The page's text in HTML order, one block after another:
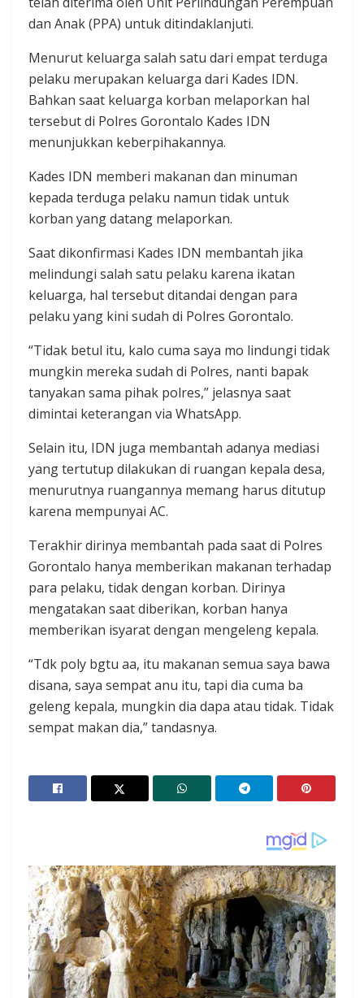
dan Anak (PPA) untuk ditindaklanjuti.
Menurut keluarga salah satu dari empat terduga
pelaku merupakan keluarga dari Kades IDN.
Bahkan saat keluarga korban melaporkan hal
tersebut di Polres Gorontalo Kades IDN
menunjukkan keberpihakannya.‎
Kades IDN memberi makanan dan minuman
kepada terduga pelaku namun tidak untuk
korban yang datang melaporkan.
Saat dikonfirmasi Kades IDN membantah jika
melindungi salah satu pelaku karena ikatan
keluarga, hal tersebut ditandai dengan para
pelaku yang kini sudah di Polres Gorontalo.
“Tidak betul itu, kalo cuma saya mo lindungi tidak
mungkin mereka sudah di Polres, nanti bapak
tanyakan sama pihak polres,” jelasnya saat
dimintai keterangan via WhatsApp.
Selain itu, IDN juga membantah adanya mediasi
yang tertutup dilakukan di ruangan kepala desa,
menurutnya ruangannya memang harus ditutup
karena mempunyai AC.
Terakhir dirinya membantah pada saat di Polres
Gorontalo hanya memberikan makanan terhadap
para pelaku, tidak dengan korban. Dirinya
mengatakan saat diberikan, korban hanya
memberikan isyarat dengan mengeleng kepala.
“Tdk poly bgtu aa, itu makanan semua saya bawa
disana, saya sempat anu itu, tapi dia cuma ba
geleng kepala, mungkin dia dapa atau tidak. Tidak
sempat makan dia,” tandasnya.